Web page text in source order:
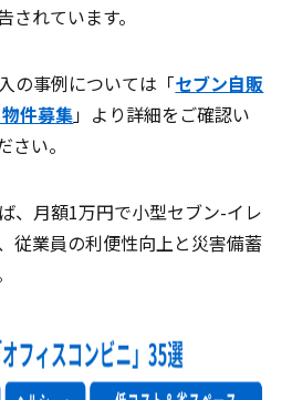
されています。
の事例については「セブン自販
件募集」より詳細をご確認い
さい。
、月額1万円で小型セブン-イレ
従業員の利便性向上と災害備蓄